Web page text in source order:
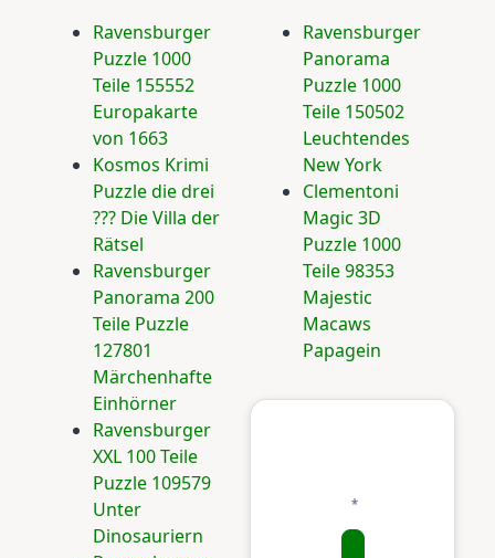
Ravensburger
Puzzle 1000
Teile 155552
Europakarte
von 1663
Kosmos Krimi
Puzzle die drei
??? Die Villa der
Rätsel
Ravensburger
Panorama 200
Teile Puzzle
127801
Märchenhafte
Einhörner
Ravensburger
XXL 100 Teile
Puzzle 109579
Unter
Dinosauriern
Ravensburger
Panorama
Puzzle 1000
Teile 150502
Leuchtendes
New York
Clementoni
Magic 3D
Puzzle 1000
Teile 98353
Majestic
Macaws
Papagein